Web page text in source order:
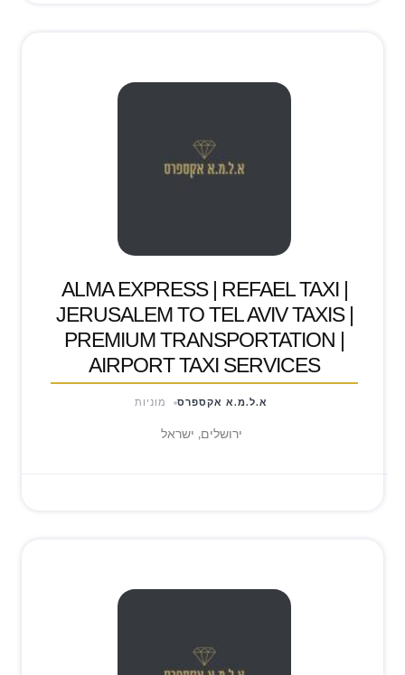
ALMA EXPRESS | REFAEL TAXI |
JERUSALEM TO TEL AVIV TAXIS |
PREMIUM TRANSPORTATION |
AIRPORT TAXI SERVICES
א.ל.מ.א אקספרס מוניות
ירושלים, ישראל